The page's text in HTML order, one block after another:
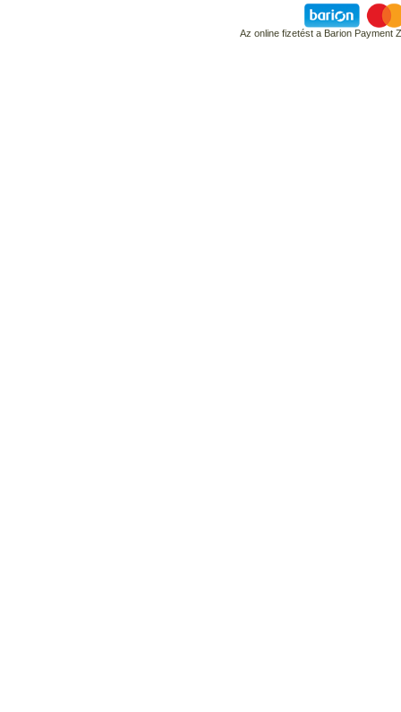
Az online fizetést a Barion Payment